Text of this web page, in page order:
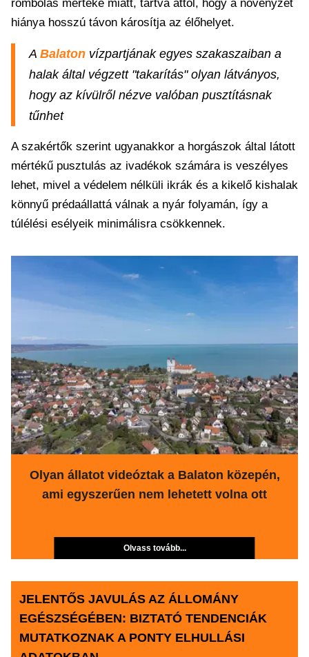
rombolás mértéke miatt, tartva attól, hogy a növényzet
hiánya hosszú távon károsítja az élőhelyet.
A Balaton vízpartjának egyes szakaszaiban a
halak által végzett "takarítás" olyan látványos,
hogy az kívülről nézve valóban pusztításnak
tűnhet
A szakértők szerint ugyanakkor a horgászok által látott
mértékű pusztulás az ivadékok számára is veszélyes
lehet, mivel a védelem nélküli ikrák és a kikelő kishalak
könnyű prédaállattá válnak a nyár folyamán, így a
túlélési esélyeik minimálisra csökkennek.
Olyan állatot videóztak a Balaton közepén,
ami egyszerűen nem lehetett volna ott
Olvass tovább...
JELENTŐS JAVULÁS AZ ÁLLOMÁNY
EGÉSZSÉGÉBEN: BIZTATÓ TENDENCIÁK
MUTATKOZNAK A PONTY ELHULLÁSI